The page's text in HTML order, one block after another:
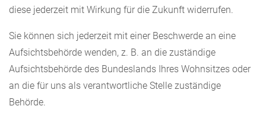
diese jederzeit mit Wirkung für die Zukunft widerrufen.
Sie können sich jederzeit mit einer Beschwerde an eine
Aufsichtsbehörde wenden, z. B. an die zuständige
Aufsichtsbehörde des Bundeslands Ihres Wohnsitzes oder
an die für uns als verantwortliche Stelle zuständige
Behörde.